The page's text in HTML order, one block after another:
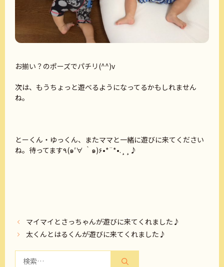
お揃い？のポーズでパチリ(^^)v
次は、もうちょっと遊べるようになってるかもしれません
ね。
とーくん・ゆっくん、またママと一緒に遊びに来てください
ね。待ってます٩(๑′∀ ‵๑)۶•*¨*•.¸¸♪
マイマイとさっちゃんが遊びに来てくれました♪
太くんとはるくんが遊びに来てくれました♪